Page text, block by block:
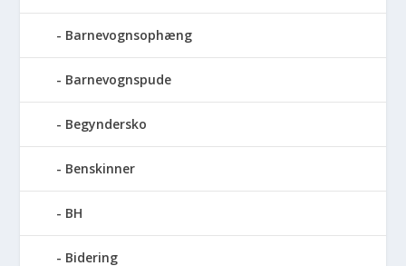
Barnevognsophæng
Barnevognspude
Begyndersko
Benskinner
BH
Bidering